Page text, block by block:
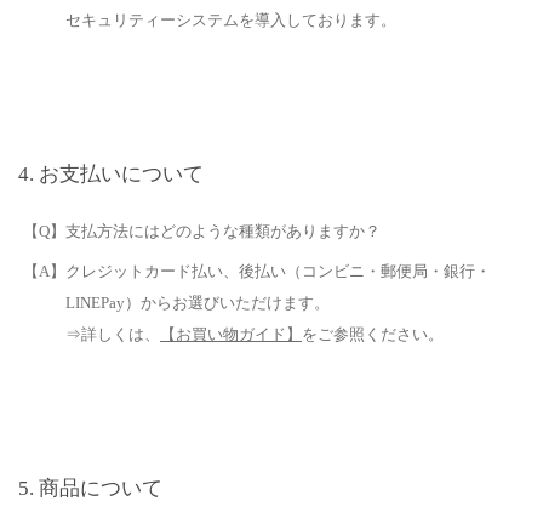
セキュリティーシステムを導入しております。
お支払いについて
【Q】支払方法にはどのような種類がありますか？
【A】クレジットカード払い、後払い（コンビニ・郵便局・銀行・
LINEPay）からお選びいただけます。
⇒詳しくは、
【お買い物ガイド】 をご参照ください。
商品について